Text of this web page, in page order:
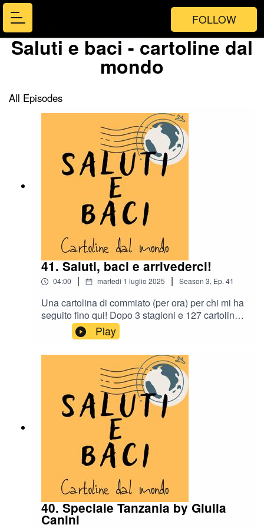
FOLLOW
Saluti e baci - cartoline dal
mondo
All Episodes
41. Saluti, baci e arrivederci!
04:00 | martedì 1 luglio 2025 | Season 3, Ep.41
Una cartolina di commiato (per ora) per chi mi ha
seguito fino qui! Dopo 3 stagioni e 127 cartoline,
mi prendo una pausa. Ma non perdiamoci di
vista! Mi trovare su Instagram, con il mio profilo
personale Furbe e quello del podcast , ma potete
leggermi anche sul mio blog di viaggi Ram on
diavolo! Se invece mi avete trovata solo ora...
beh non disperate! Ci sono 3 stagioni e 127
cartoline in archivio, tutte per voi!Saluti e baci!
Play
40. Speciale Tanzania by Giulia
Canini